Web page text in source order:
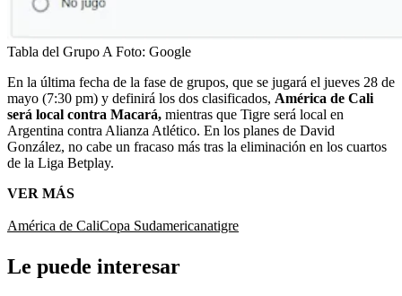
Tabla del Grupo AFoto: Google
En la última fecha de la fase de grupos, que se jugará el jueves 28 de
mayo (7:30 pm) y definirá los dos clasificados, América de Cali
será local contra Macará, mientras que Tigre será local en
Argentina contra Alianza Atlético. En los planes de David
González, no cabe un fracaso más tras la eliminación en los cuartos
de la Liga Betplay.
VER MÁS
América de CaliCopa Sudamericanatigre
Le puede interesar